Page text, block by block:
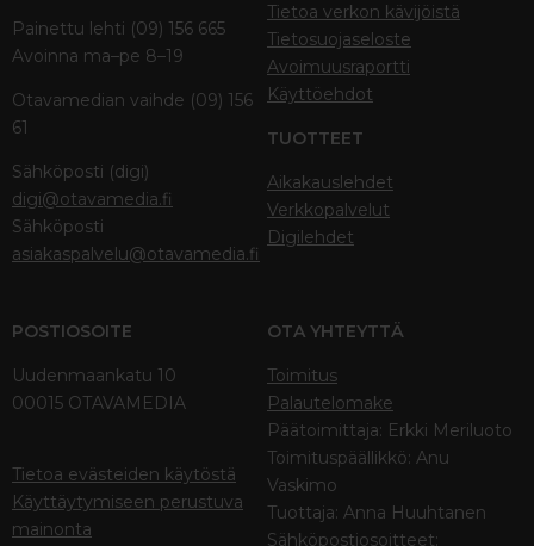
Painettu lehti (09) 156 665
Avoinna ma–pe 8–19
Otavamedian vaihde (09) 156
61
Sähköposti (digi)
digi@otavamedia.fi
Sähköposti
asiakaspalvelu@otavamedia.fi
Tietoa verkon kävijöistä
Tietosuojaseloste
Avoimuusraportti
Käyttöehdot
TUOTTEET
Aikakauslehdet
Verkkopalvelut
Digilehdet
POSTIOSOITE
Uudenmaankatu 10
00015 OTAVAMEDIA
Tietoa evästeiden käytöstä
Käyttäytymiseen perustuva
mainonta
OTA YHTEYTTÄ
Toimitus
Palautelomake
Päätoimittaja: Erkki Meriluoto
Toimituspäällikkö: Anu
Vaskimo
Tuottaja: Anna Huuhtanen
Sähköpostiosoitteet: